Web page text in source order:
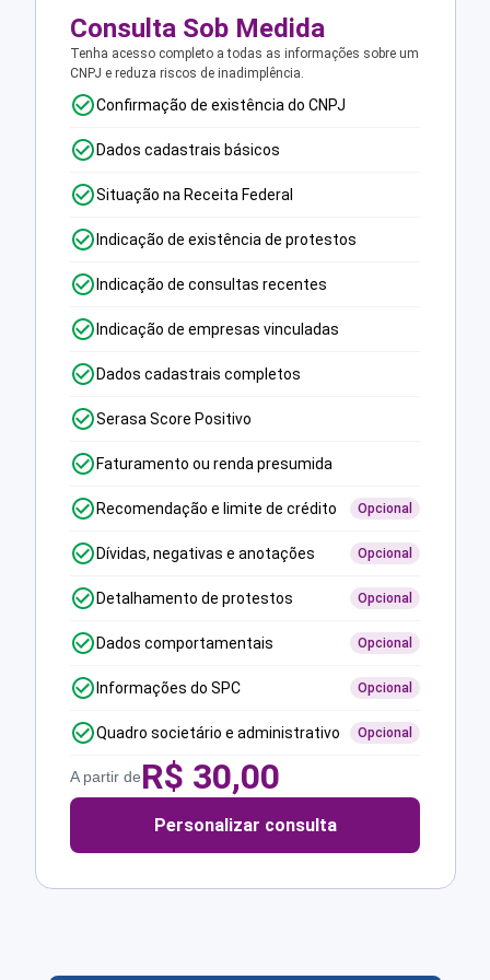
Consulta Sob Medida
Tenha acesso completo a todas as informações sobre um
CNPJ e reduza riscos de inadimplência.
Confirmação de existência do CNPJ
Dados cadastrais básicos
Situação na Receita Federal
Indicação de existência de protestos
Indicação de consultas recentes
Indicação de empresas vinculadas
Dados cadastrais completos
Serasa Score Positivo
Faturamento ou renda presumida
Recomendação e limite de crédito Opcional
Dívidas, negativas e anotações Opcional
Detalhamento de protestos Opcional
Dados comportamentais Opcional
Informações do SPC Opcional
Quadro societário e administrativo Opcional
A partir deR$ 30,00
Personalizar consulta